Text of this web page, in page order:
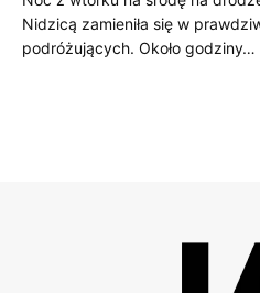
Nidzicą zamieniła się w
podróżujących. Około godziny…